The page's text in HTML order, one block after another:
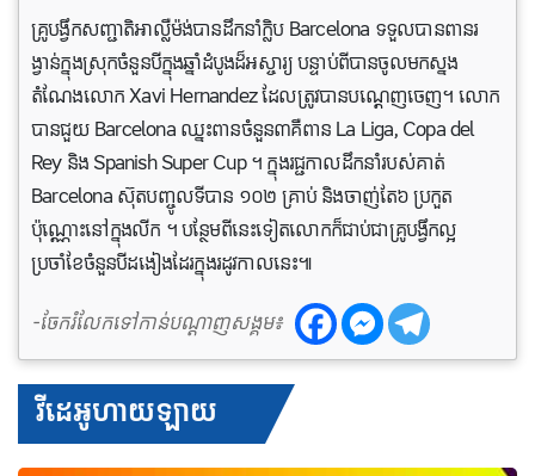
គ្រូបង្វឹកសញ្ជាតិអាល្លឺម៉ង់បានដឹកនាំក្លិប Barcelona ទទួលបានពានរ
ង្វាន់ក្នុងស្រុកចំនួនបីក្នុងឆ្នាំដំបូងដ៏អស្ចារ្យ បន្ទាប់ពីបានចូលមកស្នង
តំណែងលោក Xavi Hernandez ដែលត្រូវបានបណ្តេញចេញ។ លោក
បានជួយ Barcelona ឈ្នះពានចំនួន៣គឺពាន La Liga, Copa del
Rey និង Spanish Super Cup ។ ក្នុងរជ្ជកាលដឹកនាំរបស់គាត់
Barcelona ស៊ុតបញ្ចូលទីបាន ១០២ គ្រាប់ និងចាញ់តែ៦ ប្រកួត
ប៉ុណ្ណោះនៅក្នុងលីក ។ បន្ថែមពីនេះទៀតលោកក៏ជាប់ជាគ្រូបង្វឹកល្អ
ប្រចាំខែចំនួនបីដងៀងដែរក្នុងរដូវកាលនេះ៕
-ចែករំលែកទៅកាន់បណ្តាញសង្គម៖
វីដេអូហាយឡាយ